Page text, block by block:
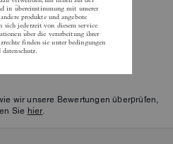
wir unsere Bewertungen überprüfen,
Sie hier